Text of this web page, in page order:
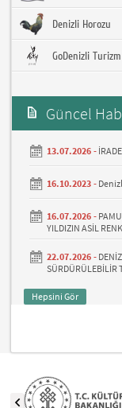
Denizli Horozu
GoDenizli
Güncel
13.07.2026 -
16.10.2023 -
16.07.2026 -
YILDIZIN ASİL
22.07.2026 -
SÜRDÜRÜLEBİLİR
Hepsini Gör